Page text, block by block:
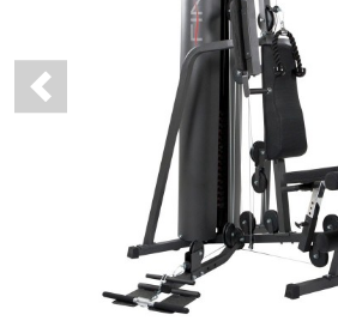
Previous